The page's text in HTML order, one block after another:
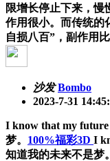
限增长停止下来，慢
作用很小。 而传统的
自损八百”，副作用比
沙发 Bombo
2023-7-31
I know that my
梦。 100%福彩3D I
知道我的未来不是梦